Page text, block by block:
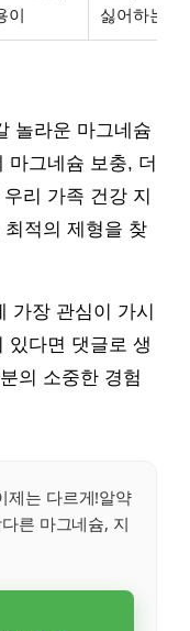
이
싫어하는 분
놀라운 마그네슘
마그네슘 보충, 더
리 가족 건강 지
적의 제형을 찾
가장 관심이 가시
있다면 댓글로 생
의 소중한 경험
제는 다르게!알약
른 마그네슘, 지